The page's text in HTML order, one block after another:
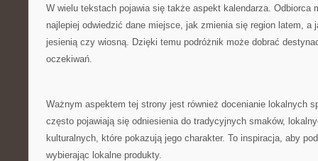
W wielu tekstach pojawia się także aspekt kalendarza. Odbiorca
najlepiej odwiedzić dane miejsce, jak zmienia się region latem, a
jesienią czy wiosną. Dzięki temu podróżnik może dobrać
oczekiwań.
Ważnym aspektem tej strony jest również docenianie lokalnych
często pojawiają się odniesienia do tradycyjnych smaków,
kulturalnych, które pokazują jego charakter. To inspiracja, aby
wybierając lokalne produkty.